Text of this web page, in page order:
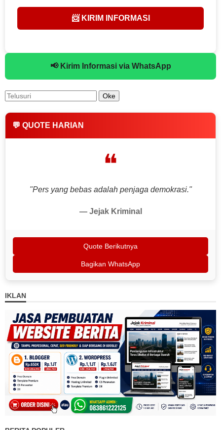
📨 KIRIM INFORMASI
📢 Kirim Informasi via WhatsApp
💬 QUOTE HARIAN
❝
"Pers yang bebas adalah penjaga demokrasi."
— Jejak Kriminal
Quote Berikutnya
Bagikan WhatsApp
IKLAN